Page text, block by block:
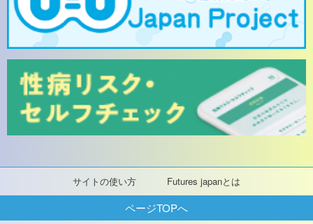
サイトの使い方 Futures japanとは
ページTOPへ